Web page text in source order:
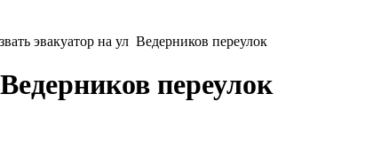
эвакуатор на ул Ведерников переулок
переулок